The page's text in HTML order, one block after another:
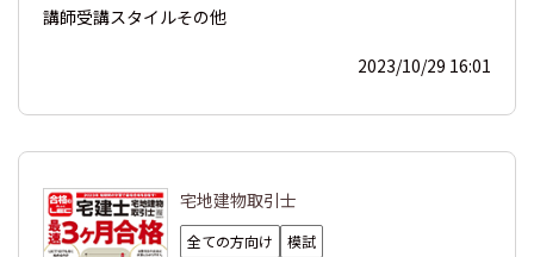
講師受講スタイルその他
2023/10/29 16:01
宅地建物取引士
全ての方向け 模試